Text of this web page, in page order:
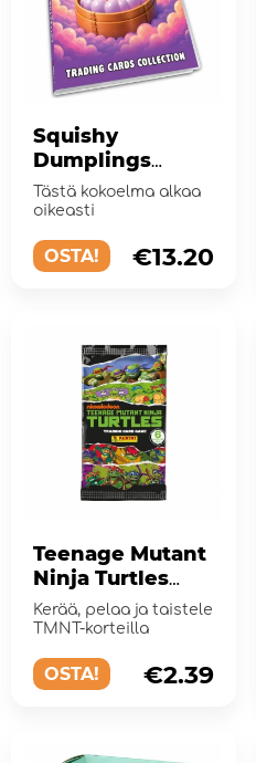
Squishy
Dumplings
Keräilykortit -
Collector's
Tästä kokoelma alkaa
oikeasti
OSTA! €13.20
Teenage Mutant
Ninja Turtles
Trading Card
Game Booster
Kerää, pelaa ja taistele
TMNT-korteilla
OSTA! €2.39